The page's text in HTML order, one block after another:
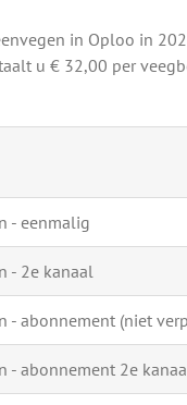
in Oploo in
u € 32,00 per
- eenmalig
- 2e kanaal
- abonnement (niet
- abonnement 2e